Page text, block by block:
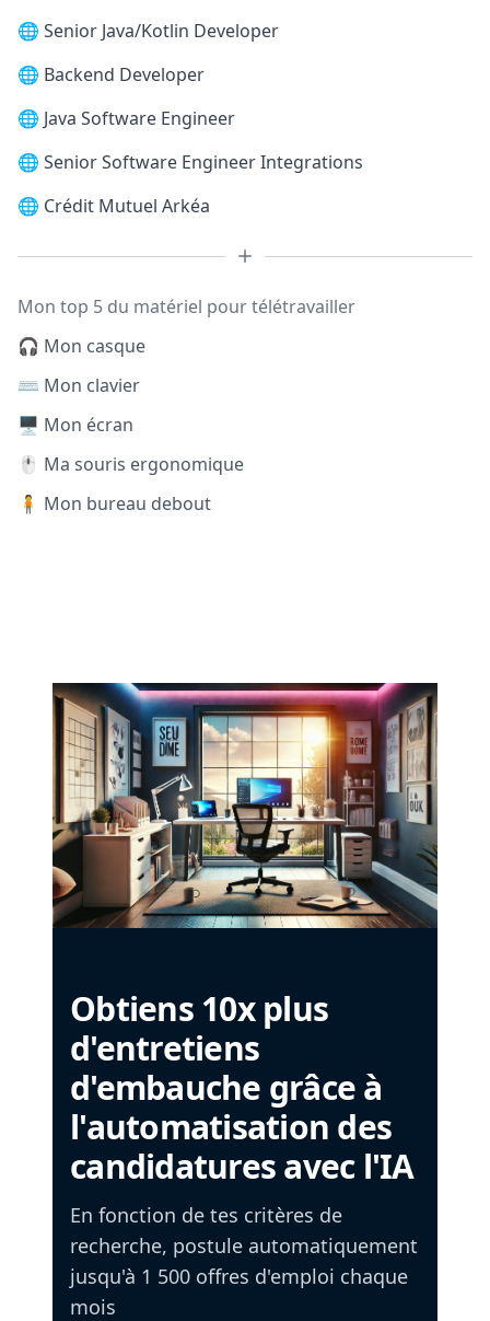
🌐 Senior Java/Kotlin Developer
🌐 Backend Developer
🌐 Java Software Engineer
🌐 Senior Software Engineer Integrations
🌐 Crédit Mutuel Arkéa
Mon top 5 du matériel pour télétravailler
🎧 Mon casque
⌨️ Mon clavier
🖥️ Mon écran
🖱️ Ma souris ergonomique
🧍 Mon bureau debout
Obtiens 10x plus
d'entretiens
d'embauche grâce à
l'automatisation des
candidatures avec l'IA
En fonction de tes critères de
recherche, postule automatiquement
jusqu'à 1 500 offres d'emploi chaque
mois